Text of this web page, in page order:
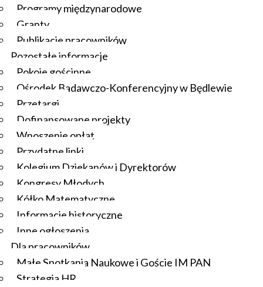
Programy międzynarodowe
Granty
Publikacje pracowników
Pozostałe informacje
Pokoje gościnne
Ośrodek Badawczo-Konferencyjny w Będlewie
Przetargi
Dofinansowane projekty
Wnoszenie opłat
Przydatne linki
Kolegium Dziekanów i Dyrektorów
Kongresy Młodych
Kółko Matematyczne
Informacje historyczne
Inne ogłoszenia
Dla pracowników
Małe Spotkania Naukowe i Goście IM PAN
Strategia HR